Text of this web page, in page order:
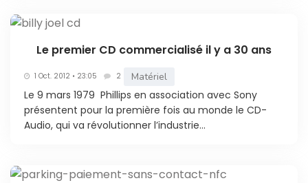
Le premier CD commercialisé il y a 30 ans
1 Oct. 2012 • 23:05 2 Matériel
Le 9 mars 1979 Phillips en association avec Sony
présentent pour la première fois au monde le CD-
Audio, qui va révolutionner l’industrie...